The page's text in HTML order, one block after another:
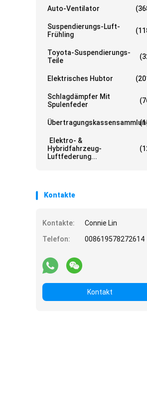
Auto-Ventilator
Suspendierungs-Luft-
Frühling
Toyota-Suspendierungs-
Teile
Elektrisches Hubtor
Schlagdämpfer Mit
Spulenfeder
Elektro- &
Hybridfahrzeug-
Luftfederung...
Kontakte
Kontakte:
Connie Lin
Telefon:
008619578272614
Kontakt